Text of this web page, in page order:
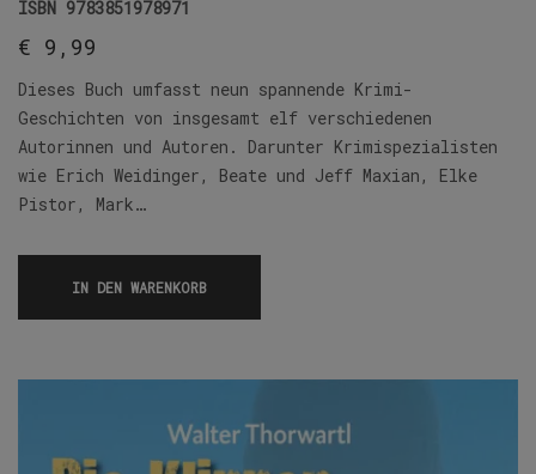
ISBN 9783851978971
€ 9,99
Dieses Buch umfasst neun spannende Krimi-
Geschichten von insgesamt elf verschiedenen
Autorinnen und Autoren. Darunter Krimispezialisten
wie Erich Weidinger, Beate und Jeff Maxian, Elke
Pistor, Mark…
IN DEN WARENKORB